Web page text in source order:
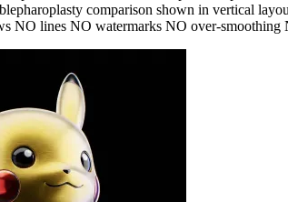
comparison shown in vertical
NO lines NO watermarks NO over-